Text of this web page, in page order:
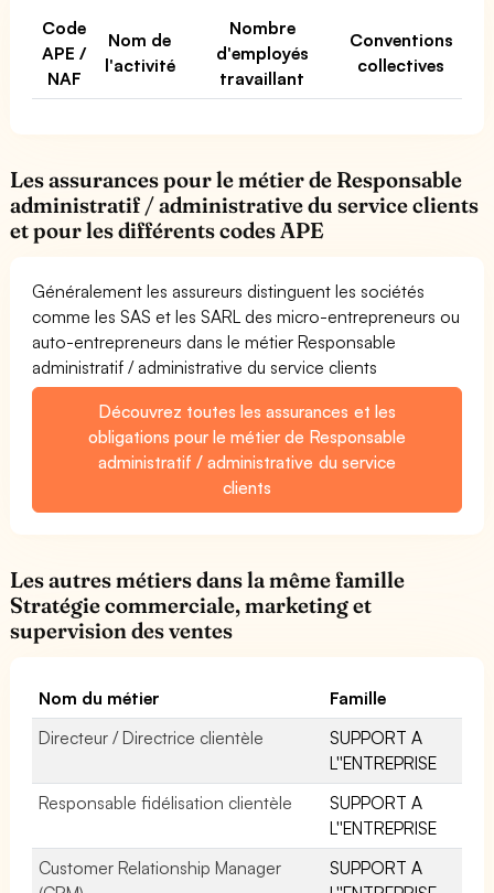
Code
APE /
NAF
Nom de
l'activité
Nombre
d'employés
travaillant
Conventions
collectives
Les assurances pour le métier de Responsable
administratif / administrative du service clients
et pour les différents codes APE
Généralement les assureurs distinguent les sociétés
comme les SAS et les SARL des micro-entrepreneurs ou
auto-entrepreneurs dans le métier Responsable
administratif / administrative du service clients
Découvrez toutes les assurances et les
obligations pour le métier de Responsable
administratif / administrative du service
clients
Les autres métiers dans la même famille
Stratégie commerciale, marketing et
supervision des ventes
Nom du métier
Famille
Directeur / Directrice clientèle
SUPPORT A
L''ENTREPRISE
Responsable fidélisation clientèle
SUPPORT A
L''ENTREPRISE
Customer Relationship Manager
SUPPORT A